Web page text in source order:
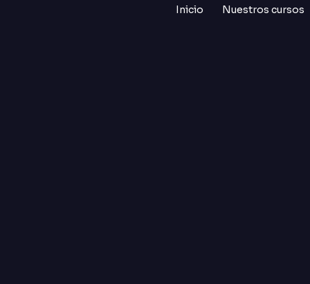
Inicio Nuestros cursos